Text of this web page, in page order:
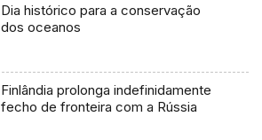
Dia histórico para a conservação
dos oceanos
Finlândia prolonga indefinidamente
fecho de fronteira com a Rússia